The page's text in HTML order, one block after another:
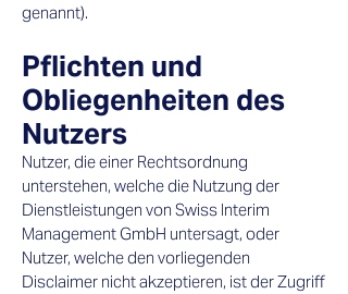
genannt).​
Pflichten und
Obliegenheiten des
Nutzers
Nutzer, die einer Rechtsordnung
unterstehen, welche die Nutzung der
Dienstleistungen von Swiss Interim
Management GmbH untersagt, oder
Nutzer, welche den vorliegenden
Disclaimer nicht akzeptieren, ist der Zugriff